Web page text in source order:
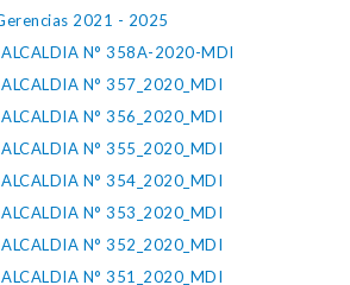
2021 - 2025
ALCALDIA N° 358A-2020-MDI
N° 357_2020_MDI
N° 356_2020_MDI
N° 355_2020_MDI
N° 354_2020_MDI
N° 353_2020_MDI
N° 352_2020_MDI
N° 351_2020_MDI